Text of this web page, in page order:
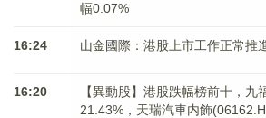
幅0.07%
16:24 山金國際：港股上市工作正常推
16:20
【異動股】港股跌幅榜前十，九
21.43%，天瑞汽車内飾